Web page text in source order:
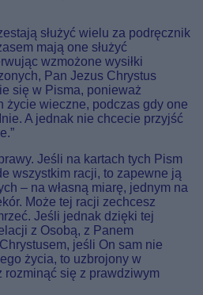
służyć wielu za podręcznik
mają one służyć
wzmożone wysiłki
Pan Jezus Chrystus
się w Pisma, ponieważ
życie wieczne, podczas gdy one
A jednak nie chcecie przyjść
Jeśli na kartach tych Pism
wszystkim racji, to zapewne ją
– na własną miarę, jednym na
Może tej racji zechcesz
Jeśli jednak dzięki tej
z Osobą, z Panem
jeśli On sam nie
życia, to uzbrojony w
rozminąć się z prawdziwym